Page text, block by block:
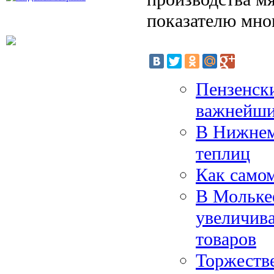
показателю
В Нижнем
теплиц
Как
В
товаров